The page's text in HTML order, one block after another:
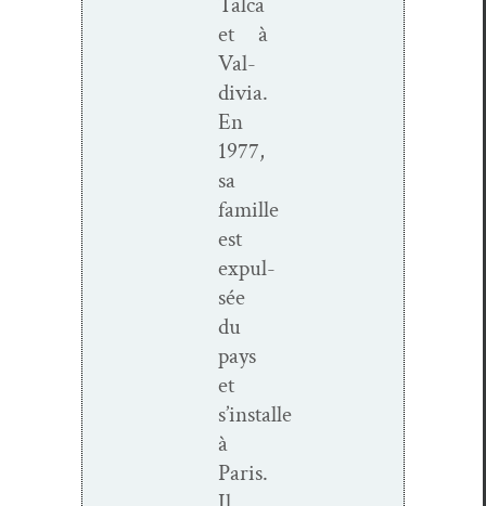
et à
Val­
divia.
En
1977,
sa
famille
est
expul­
sée
du
pays
et
s’installe
à
Paris.